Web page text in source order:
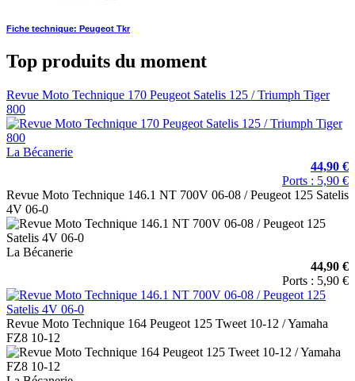
Fiche technique: Peugeot Tkr
Top produits du moment
Revue Moto Technique 170 Peugeot Satelis 125 / Triumph Tiger
800
La Bécanerie
44,90 €
Ports : 5,90 €
Revue Moto Technique 146.1 NT 700V 06-08 / Peugeot 125 Satelis
4V 06-0
La Bécanerie
44,90 €
Ports : 5,90 €
Revue Moto Technique 164 Peugeot 125 Tweet 10-12 / Yamaha
FZ8 10-12